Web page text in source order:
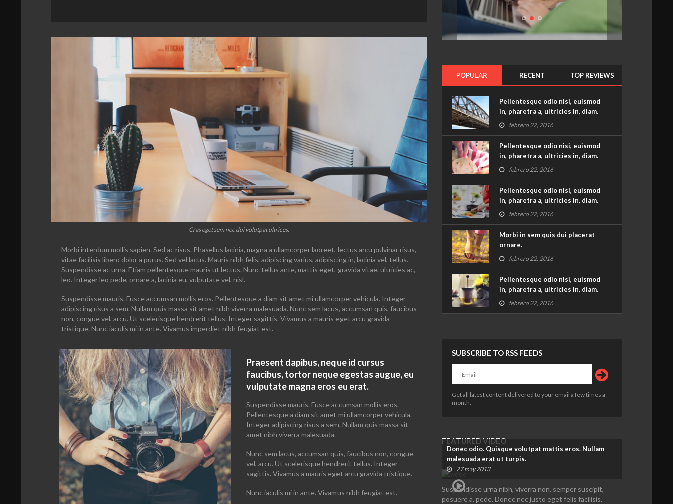
Cras eget sem nec dui volutpat ultrices.
Morbi interdum mollis sapien. Sed ac risus. Phasellus lacinia, magna a ullamcorper laoreet, lectus arcu pulvinar risus,
vitae facilisis libero dolor a purus. Sed vel lacus. Mauris nibh felis, adipiscing varius, adipiscing in, lacinia vel, tellus.
Suspendisse ac urna. Etiam pellentesque mauris ut lectus. Nunc tellus ante, mattis eget, gravida vitae, ultricies ac,
leo. Integer leo pede, ornare a, lacinia eu, vulputate vel, nisl.
Suspendisse mauris. Fusce accumsan mollis eros. Pellentesque a diam sit amet mi ullamcorper vehicula. Integer
adipiscing risus a sem. Nullam quis massa sit amet nibh viverra malesuada. Nunc sem lacus, accumsan quis, faucibus
non, congue vel, arcu. Ut scelerisque hendrerit tellus. Integer sagittis. Vivamus a mauris eget arcu gravida
tristique. Nunc iaculis mi in ante. Vivamus imperdiet nibh feugiat est.
Praesent dapibus, neque id cursus
faucibus, tortor neque egestas augue, eu
vulputate magna eros eu erat.
Suspendisse mauris. Fusce accumsan mollis eros.
Pellentesque a diam sit amet mi ullamcorper vehicula.
Integer adipiscing risus a sem. Nullam quis massa sit
amet nibh viverra malesuada.
Nunc sem lacus, accumsan quis, faucibus non, congue
vel, arcu. Ut scelerisque hendrerit tellus. Integer
sagittis. Vivamus a mauris eget arcu gravida tristique.
Nunc iaculis mi in ante. Vivamus nibh feugiat est.
euismod
ultricies
in,
POPULAR RECENT TOP REVIEWS
Pellentesque odio nisi, euismod
in, pharetra a, ultricies in, diam.
febrero 22, 2016
Pellentesque odio nisi, euismod
in, pharetra a, ultricies in, diam.
febrero 22, 2016
Pellentesque odio nisi, euismod
in, pharetra a, ultricies in, diam.
febrero 22, 2016
Morbi in sem quis dui placerat
ornare.
febrero 22, 2016
Pellentesque odio nisi, euismod
in, pharetra a, ultricies in, diam.
febrero 22, 2016
SUBSCRIBE TO RSS FEEDS
Get all latest content delivered to your email a few times a
month.
FEATURED VIDEO
Donec odio. Quisque volutpat mattis eros. Nullam
malesuada erat ut turpis.
27 may 2013
Suspendisse urna nibh, viverra non, semper suscipit,
posuere a, pede. Donec nec justo eget felis facilisis.